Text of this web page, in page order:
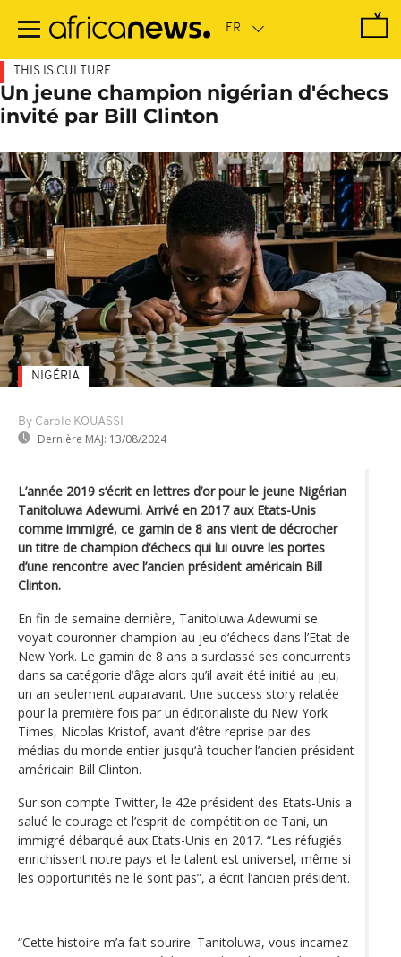
contenu
THIS IS CULTURE
Un jeune champion nigérian d'échecs
invité par Bill Clinton
By Carole KOUASSI
Dernière MAJ: 13/08/2024
NIGÉRIA
L’année 2019 s‘écrit en lettres d’or pour le jeune Nigérian
Tanitoluwa Adewumi. Arrivé en 2017 aux Etats-Unis
comme immigré, ce gamin de 8 ans vient de décrocher
un titre de champion d‘échecs qui lui ouvre les portes
d’une rencontre avec l’ancien président américain Bill
Clinton.
En fin de semaine dernière, Tanitoluwa Adewumi se
voyait couronner champion au jeu d‘échecs dans l’Etat de
New York. Le gamin de 8 ans a surclassé ses concurrents
dans sa catégorie d‘âge alors qu’il avait été initié au jeu,
un an seulement auparavant. Une success story relatée
pour la première fois par un éditorialiste du New York
Times, Nicolas Kristof, avant d‘être reprise par des
médias du monde entier jusqu‘à toucher l’ancien président
américain Bill Clinton.
Sur son compte Twitter, le 42e président des Etats-Unis a
salué le courage et l’esprit de compétition de Tani, un
immigré débarqué aux Etats-Unis en 2017. “Les réfugiés
enrichissent notre pays et le talent est universel, même si
les opportunités ne le sont pas”, a écrit l’ancien président.
“Cette histoire m’a fait sourire. Tanitoluwa, vous incarnez